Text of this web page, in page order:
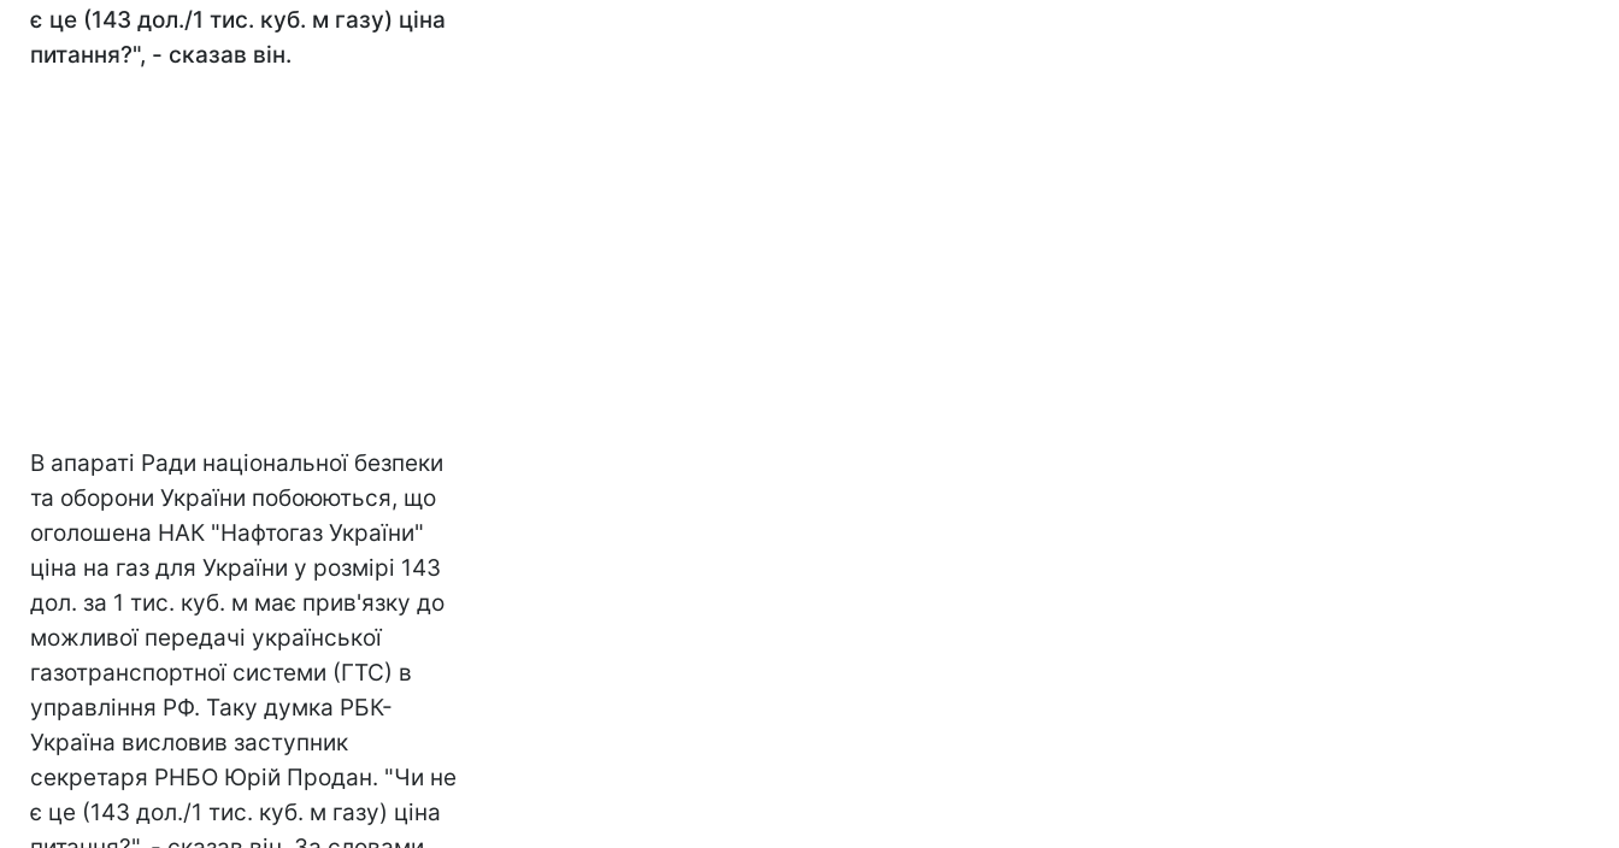
є це (143 дол./1 тис. куб. м газу) ціна
питання?", - сказав він.
В апараті Ради національної безпеки
та оборони України побоюються, що
оголошена НАК "Нафтогаз України"
ціна на газ для України у розмірі 143
дол. за 1 тис. куб. м має прив'язку до
можливої передачі української
газотранспортної системи (ГТС) в
управління РФ. Таку думка РБК-
Україна висловив заступник
секретаря РНБО Юрій Продан. "Чи не
є це (143 дол./1 тис. куб. м газу) ціна